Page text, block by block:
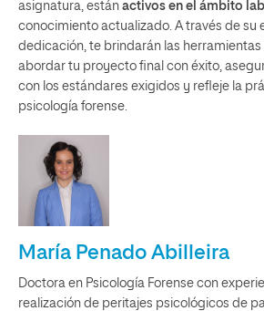
asignatura, están activos en el ámbito
conocimiento actualizado. A través de su
dedicación, te brindarán las
abordar tu proyecto final con éxito,
con los estándares exigidos y refleje la
psicología forense.
María Penado Abilleira
Doctora en Psicología Forense con
realización de peritajes psicológicos de